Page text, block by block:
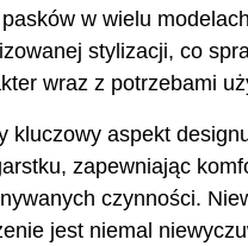
w wielu
stylizacji, co
wraz z potrzebami
kluczowy aspekt
zapewniając
czynności.
jest niemal